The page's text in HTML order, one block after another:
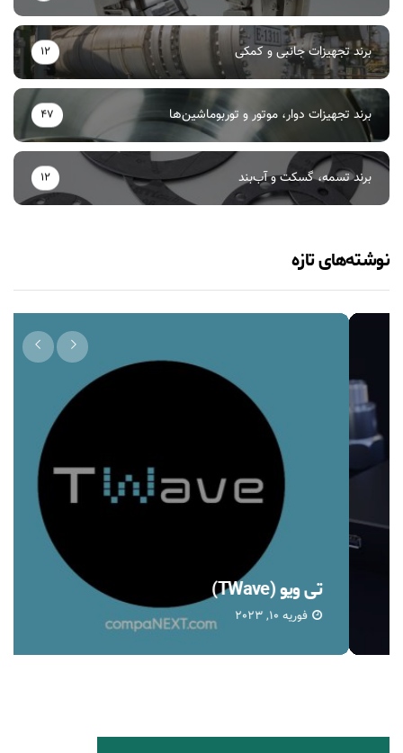
برند تجهیزات جانبی و کمکی 12
برند تجهیزات دوار، موتور و توربوماشین‌ها 47
برند تسمه، گسکت و آب‌بند 12
نوشته‌های تازه
تی ویو (TWave)
فوریه 10, 2023